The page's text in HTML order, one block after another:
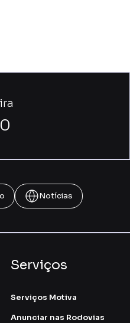
Notícias
Serviços
Serviços Motiva
Anunciar nas Rodovias